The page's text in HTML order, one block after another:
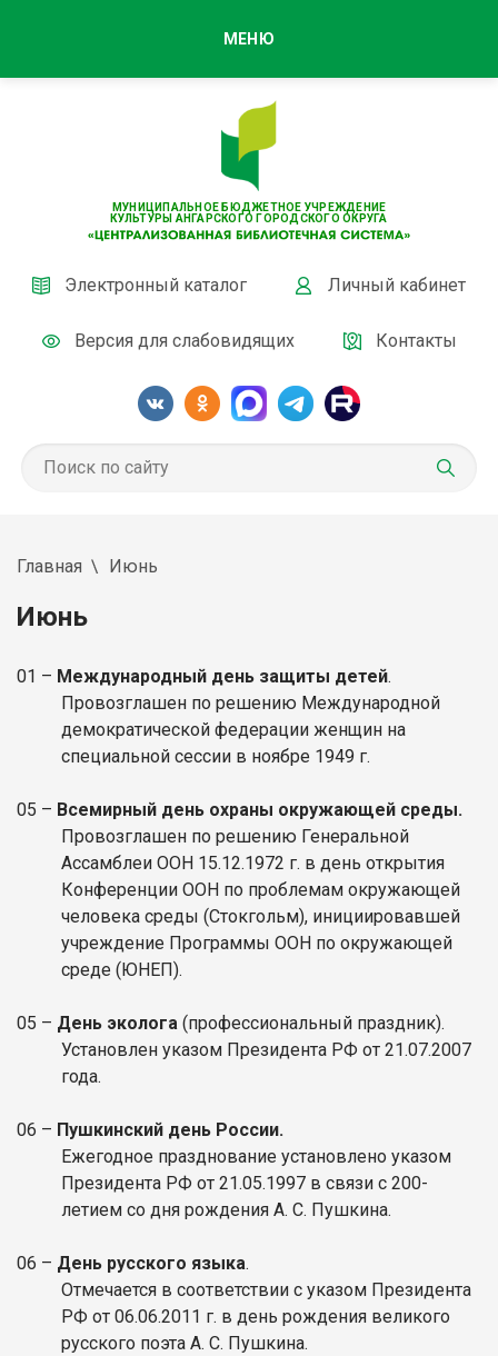
МУНИЦИПАЛЬНОЕ БЮДЖЕТНОЕ УЧРЕЖДЕНИЕ
КУЛЬТУРЫ АНГАРСКОГО ГОРОДСКОГО ОКРУГА
Электронный каталог Личный кабинет
Версия для слабовидящих Контакты
МЕНЮ
Главная Июнь
Июнь
01 – Международный день защиты детей.
Провозглашен по решению Международной
демократической федерации женщин на
специальной сессии в ноябре 1949 г.
05 – Всемирный день охраны окружающей среды.
Провозглашен по решению Генеральной
Ассамблеи ООН 15.12.1972 г. в день открытия
Конференции ООН по проблемам окружающей
человека среды (Стокгольм), инициировавшей
учреждение Программы ООН по окружающей
среде (ЮНЕП).
05 – День эколога (профессиональный праздник).
Установлен указом Президента РФ от 21.07.2007
года.
06 – Пушкинский день России.
Ежегодное празднование установлено указом
Президента РФ от 21.05.1997 в связи с 200-
летием со дня рождения А. С. Пушкина.
06 – День русского языка.
Отмечается в соответствии с указом Президента
РФ от 06.06.2011 г. в день рождения великого
русского поэта А. С. Пушкина.